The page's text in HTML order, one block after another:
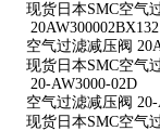
现货日本SMC空气
20AW300002BX132
空气过滤减压阀
现货日本SMC空气
20-AW3000-02D
空气过滤减压阀 20-
现货日本SMC空气